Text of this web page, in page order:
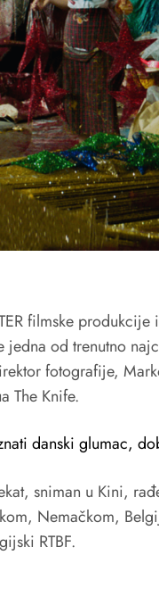
filmske
od trenutno
fotografije,
The Knife.
danski glumac,
sniman u Kini,
Nemačkom,
RTBF.